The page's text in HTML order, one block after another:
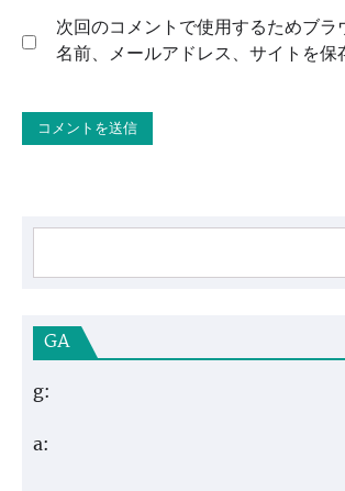
次回のコメントで使用するためブラ
名前、メールアドレス、サイトを保
GA
g:
a: